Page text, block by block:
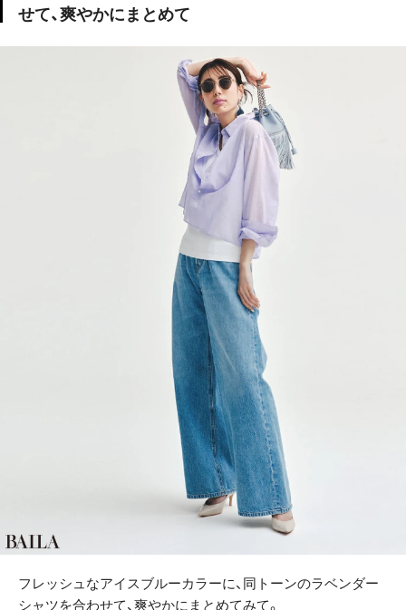
せて、爽やかにまとめて
フレッシュなアイスブルーカラーに、同トーンのラベンダー
シャツを合わせて、爽やかにまとめてみて。